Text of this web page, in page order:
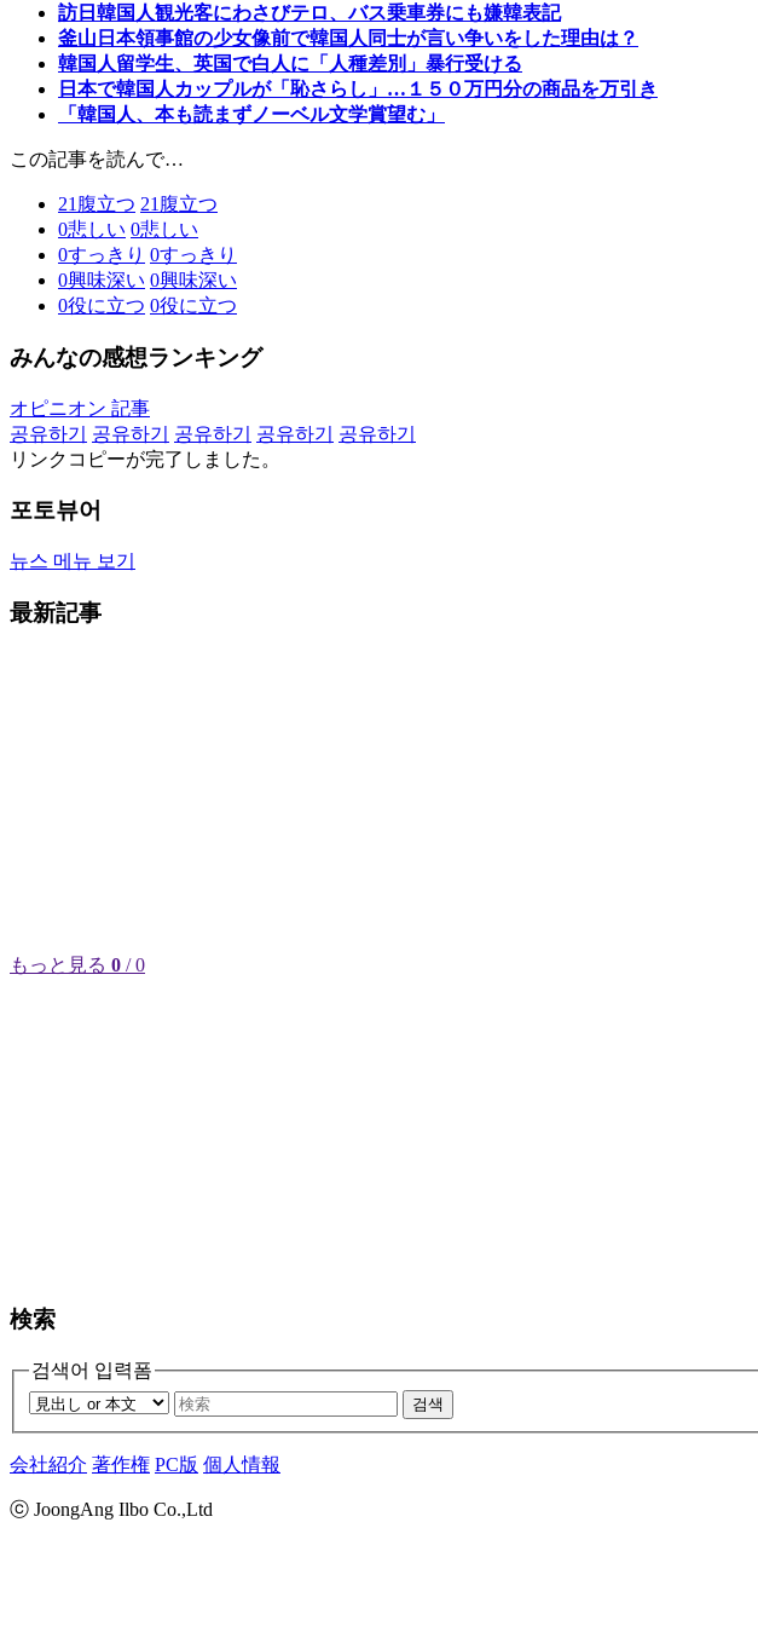
訪日韓国人観光客にわさびテロ、バス乗車券にも嫌韓表記
釜山日本領事館の少女像前で韓国人同士が言い争いをした理由は？
韓国人留学生、英国で白人に「人種差別」暴行受ける
日本で韓国人カップルが「恥さらし」…１５０万円分の商品を万引き
「韓国人、本も読まずノーベル文学賞望む」
この記事を読んで…
21 腹立つ 21 腹立つ
0悲しい 0悲しい
0すっきり 0すっきり
0興味深い 0興味深い
0役に立つ 0役に立つ
みんなの感想ランキング
オピニオン 記事
공유하기
공유하기 공유하기 공유하기
공유하기
リンクコピーが完了しました。
포토뷰어
뉴스 메뉴 보기
最新記事
もっと見る 0 / 0
検索
검색어 입력폼
검색
会社紹介 著作権 PC版 個人情報
ⓒ JoongAng Ilbo Co.,Ltd